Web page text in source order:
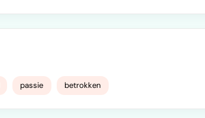
passie betrokken